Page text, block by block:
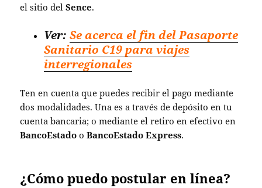
el sitio delSence.
Ver:Se acerca el fin del Pasaporte
Sanitario C19 para viajes
interregionales
Ten en cuenta que puedes recibir el pago mediante
dos modalidades. Una es a través de depósito en tu
cuenta bancaria; o mediante el retiro en efectivo en
BancoEstado oBancoEstado Express.
¿Cómo puedo postular en línea?